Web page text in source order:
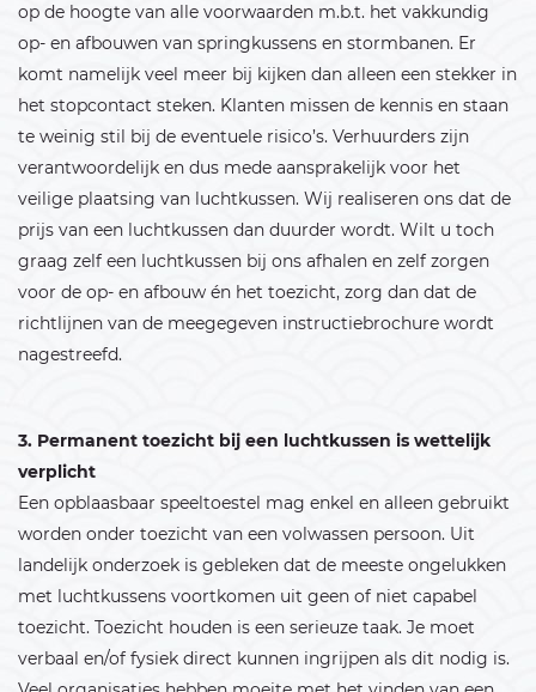
op de hoogte van alle voorwaarden m.b.t. het vakkundig
op- en afbouwen van springkussens en stormbanen. Er
komt namelijk veel meer bij kijken dan alleen een stekker in
het stopcontact steken. Klanten missen de kennis en staan
te weinig stil bij de eventuele risico’s. Verhuurders zijn
verantwoordelijk en dus mede aansprakelijk voor het
veilige plaatsing van luchtkussen. Wij realiseren ons dat de
prijs van een luchtkussen dan duurder wordt. Wilt u toch
graag zelf een luchtkussen bij ons afhalen en zelf zorgen
voor de op- en afbouw én het toezicht, zorg dan dat de
richtlijnen van de meegegeven instructiebrochure wordt
nagestreefd.
3. Permanent toezicht bij een luchtkussen is wettelijk
verplicht
Een opblaasbaar speeltoestel mag enkel en alleen gebruikt
worden onder toezicht van een volwassen persoon. Uit
landelijk onderzoek is gebleken dat de meeste ongelukken
met luchtkussens voortkomen uit geen of niet capabel
toezicht. Toezicht houden is een serieuze taak. Je moet
verbaal en/of fysiek direct kunnen ingrijpen als dit nodig is.